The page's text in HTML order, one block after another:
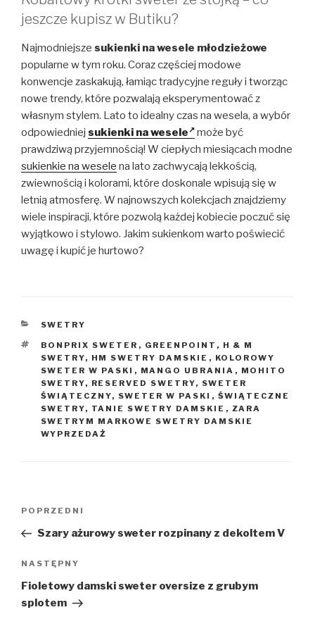
jeszcze kupisz w Butiku?
Najmodniejsze sukienki na wesele młodzieżowe
popularne w tym roku. Coraz częściej modowe
konwencje zaskakują, łamiąc tradycyjne reguły i tworząc
nowe trendy, które pozwalają eksperymentować z
własnym stylem. Lato to idealny czas na wesela, a wybór
odpowiedniej sukienki na wesele
może być
prawdziwą przyjemnością! W ciepłych miesiącach modne
sukienkie na wesele na lato zachwycają lekkością,
zwiewnością i kolorami, które doskonale wpisują się w
letnią atmosferę. W najnowszych kolekcjach znajdziemy
wiele inspiracji, które pozwolą każdej kobiecie poczuć się
wyjątkowo i stylowo. Jakim sukienkom warto poświecić
uwagę i kupić je hurtowo?
KATEGORIE
SWETRY
TAGI
BONPRIX SWETER , GREENPOINT , H & M
SWETRY, HM SWETRY DAMSKIE , KOLOROWY
SWETER W PASKI , MANGO UBRANIA , MOHITO
SWETRY, RESERVED SWETRY, SWETER
ŚWIĄTECZNY, SWETER W PASKI , ŚWIĄTECZNE
SWETRY, TANIE SWETRY DAMSKIE , ZARA
SWETRYM MARKOWE SWETRY DAMSKIE
WYPRZEDAŻ
Poprzedni
wpis
POPRZEDNI
Szary ażurowy sweter rozpinany z dekoltem V
Następny
wpis
NASTĘPNY
Fioletowy damski sweter oversize z grubym
splotem